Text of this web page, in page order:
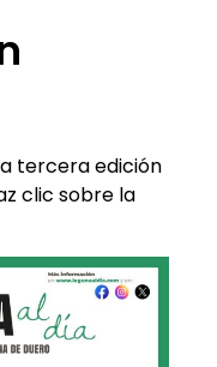
tercera edición
clic sobre la